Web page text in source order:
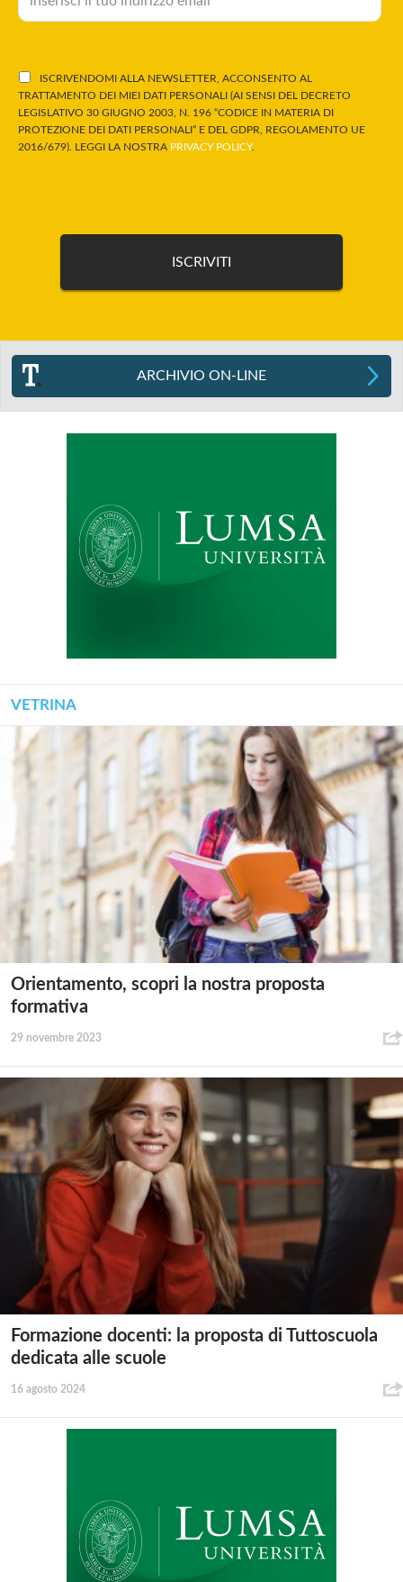
ISCRIVENDOMI ALLA NEWSLETTER, ACCONSENTO AL
TRATTAMENTO DEI MIEI DATI PERSONALI (AI SENSI DEL DECRETO
LEGISLATIVO 30 GIUGNO 2003, N. 196 “CODICE IN MATERIA DI
PROTEZIONE DEI DATI PERSONALI” E DEL GDPR, REGOLAMENTO UE
2016/679). LEGGI LA NOSTRA PRIVACY POLICY.
ARCHIVIO ON-LINE
VETRINA
Orientamento, scopri la nostra proposta
formativa
29 novembre 2023
Formazione docenti: la proposta di Tuttoscuola
dedicata alle scuole
16 agosto 2024